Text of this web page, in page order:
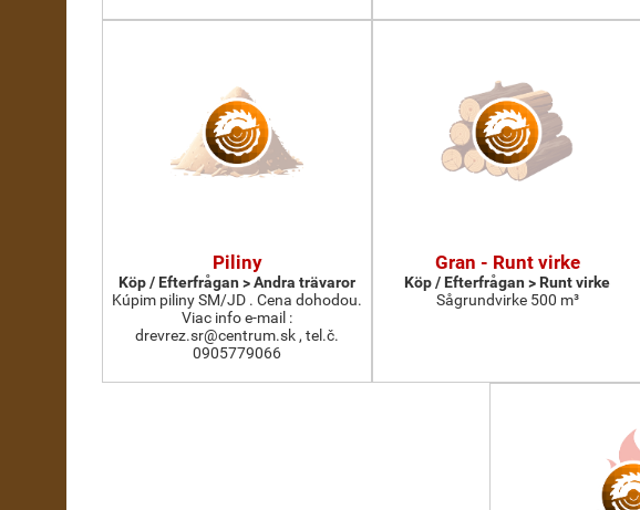
Piliny
Köp / Efterfrågan > Andra trävaror
Kúpim piliny SM/JD . Cena dohodou.
Viac info e-mail :
drevrez.sr@centrum.sk , tel.č.
0905779066
Gran - Runt virke
Köp / Efterfrågan > Runt virke
Sågrundvirke 500 m³